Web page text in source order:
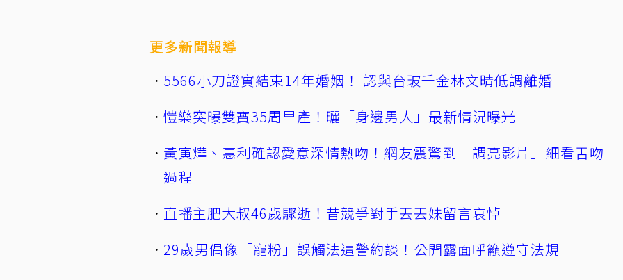
更多新聞報導
5566小刀證實結束14年婚姻！ 認與台玻千金林文晴低調離婚
愷樂突曝雙寶35周早產！曬「身邊男人」最新情況曝光
黃寅燁、惠利確認愛意深情熱吻！網友震驚到「調亮影片」細看舌吻
過程
直播主肥大叔46歲驟逝！昔競爭對手丟丟妹留言哀悼
29歲男偶像「寵粉」誤觸法遭警約談！公開露面呼籲遵守法規